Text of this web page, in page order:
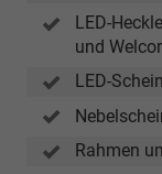
LED-
und
LED-
Rahmen